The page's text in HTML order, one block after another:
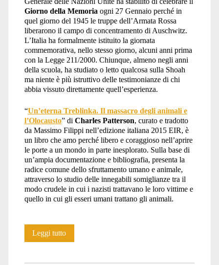
Giorno della Memoria ogni 27 Gennaio perché in
quel giorno del 1945 le truppe dell’Armata Rossa
liberarono il campo di concentramento di Auschwitz.
L’Italia ha formalmente istituito la giornata
commemorativa, nello stesso giorno, alcuni anni prima
con la Legge 211/2000. Chiunque, almeno negli anni
della scuola, ha studiato o letto qualcosa sulla Shoah
ma niente è più istruttivo delle testimonianze di chi
abbia vissuto direttamente quell’esperienza.
“Un’eterna Treblinka. Il massacro degli animali e
l’Olocausto” di Charles Patterson, curato e tradotto
da Massimo Filippi nell’edizione italiana 2015 EIR, è
un libro che amo perché libero e coraggioso nell’aprire
le porte a un mondo in parte inesplorato. Sulla base di
un’ampia documentazione e bibliografia, presenta la
radice comune dello sfruttamento umano e animale,
attraverso lo studio delle innegabili somiglianze tra il
modo crudele in cui i nazisti trattavano le loro vittime e
quello in cui gli esseri umani trattano gli animali.
Leggi tuttoSopravvissuti